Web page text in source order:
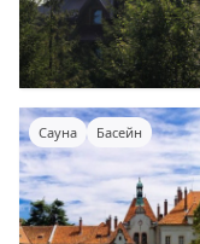
Сауна Басейн